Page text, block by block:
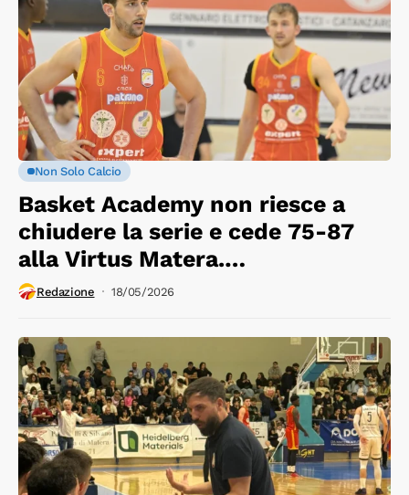
Non Solo Calcio
Basket Academy non riesce a
chiudere la serie e cede 75-87
alla Virtus Matera.
Appuntamento Mercoledì a
Redazione 18/05/2026